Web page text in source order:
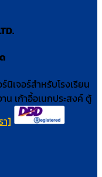
เจอร์สำหรับโรงเรียน
น เก้าอี้อเนกประสงค์ ตู้
า]